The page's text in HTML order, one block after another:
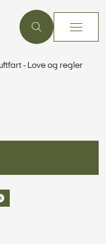
- Love og regler